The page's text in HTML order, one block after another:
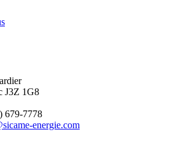
J3Z 1G8
679-7778
energie.com